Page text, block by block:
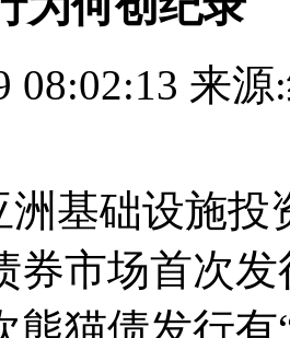
08:02:13 来源
洲基础设施投
券市场首次